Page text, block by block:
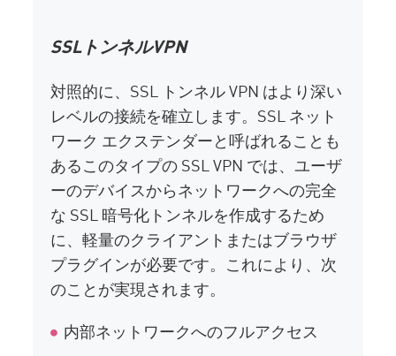
SSLトンネルVPN
対照的に、SSL トンネル VPN はより深い
レベルの接続を確立します。SSL ネット
ワーク エクステンダーと呼ばれることも
あるこのタイプの SSL VPN では、ユーザ
ーのデバイスからネットワークへの完全
な SSL 暗号化トンネルを作成するため
に、軽量のクライアントまたはブラウザ
プラグインが必要です。これにより、次
のことが実現されます。
内部ネットワークへのフルアクセス